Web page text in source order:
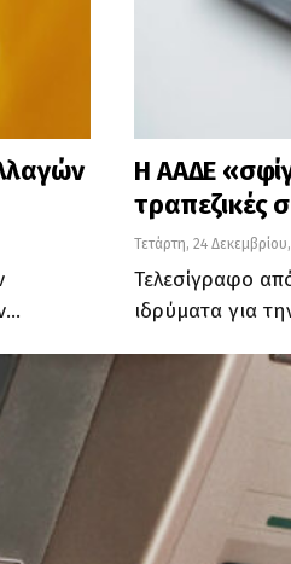
Η ΑΑΔΕ
τραπεζικές
Τετάρτη, 24
Τελεσίγραφο
ιδρύματα για